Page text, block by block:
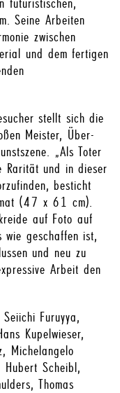
futuristischen,
Seine Arbeiten
zwischen
und dem fertigen
stellt sich die
Meister, Über-
„Als Toter
und in dieser
besticht
(47 x 61 cm).
auf Foto auf
wie geschaffen ist,
und neu zu
Arbeit den
Furuyya,
Kupelwieser,
Michelangelo
Hubert Scheibl,
Thomas